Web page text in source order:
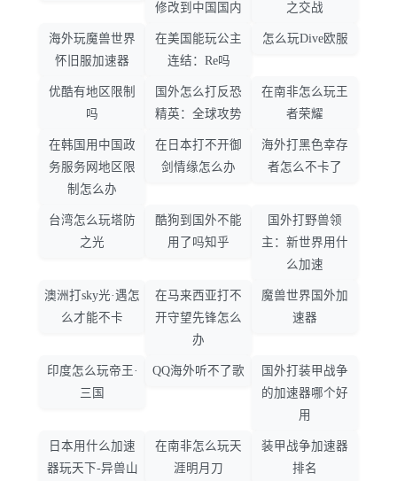
修改到中国国内
之交战
海外玩魔兽世界
怀旧服加速器
在美国能玩公主
连结：Re吗
怎么玩Dive欧服
优酷有地区限制
吗
国外怎么打反恐
精英：全球攻势
在南非怎么玩王
者荣耀
在韩国用中国政
务服务网地区限
制怎么办
在日本打不开御
剑情缘怎么办
海外打黑色幸存
者怎么不卡了
台湾怎么玩塔防
之光
酷狗到国外不能
用了吗知乎
国外打野兽领
主：新世界用什
么加速
澳洲打sky光·遇怎
么才能不卡
在马来西亚打不
开守望先锋怎么
办
魔兽世界国外加
速器
印度怎么玩帝王·
三国
QQ海外听不了歌
国外打装甲战争
的加速器哪个好
用
日本用什么加速
器玩天下-异兽山
在南非怎么玩天
涯明月刀
装甲战争加速器
排名